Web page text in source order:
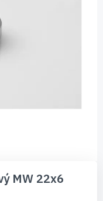
MW 22x6